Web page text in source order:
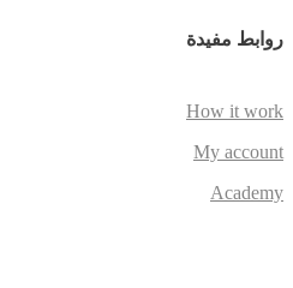
روابط مفيدة
How it work
My account
Academy